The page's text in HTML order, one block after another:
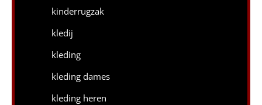
kinderrugzak
kledij
kleding
kleding dames
kleding heren